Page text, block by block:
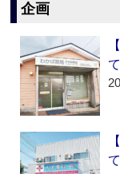
企画